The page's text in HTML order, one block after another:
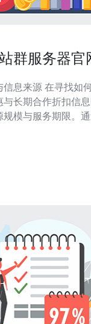
群服务器官
何在香港站群服
长期合作折扣信
模与服务期限。
略，帮助企业在香